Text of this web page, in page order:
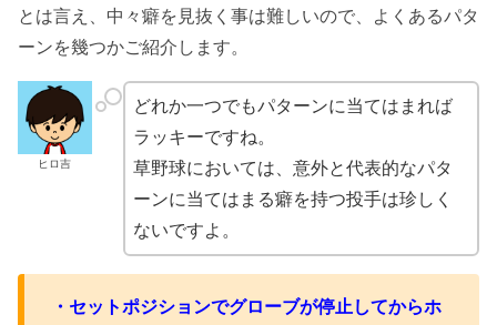
とは言え、中々癖を見抜く事は難しいので、よくあるパタ
ーンを幾つかご紹介します。
ヒロ吉
どれか一つでもパターンに当てはまれば
ラッキーですね。
草野球においては、意外と代表的なパタ
ーンに当てはまる癖を持つ投手は珍しく
ないですよ。
・セットポジションでグローブが停止してからホ